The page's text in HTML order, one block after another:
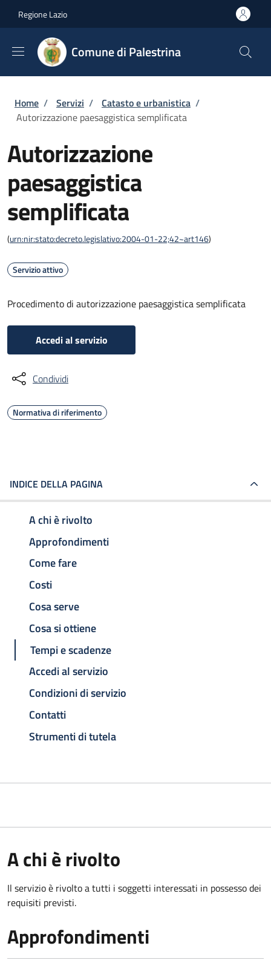
Regione Lazio
Comune di Palestrina
Briciole di pane
Home / Servizi / Catasto e urbanistica /
Autorizzazione paesaggistica semplificata
Autorizzazione
paesaggistica
semplificata
(urn:nir:stato:decreto.legislativo:2004-01-22;42~art146)
Servizio attivo
Procedimento di autorizzazione paesaggistica semplificata
Accedi al servizio
Condividi
Normativa di riferimento
INDICE DELLA PAGINA
A chi è rivolto
Approfondimenti
Come fare
Costi
Cosa serve
Cosa si ottiene
Tempi e scadenze
Accedi al servizio
Condizioni di servizio
Contatti
Strumenti di tutela
A chi è rivolto
Il servizio è rivolto a tutti i soggetti interessati in possesso dei
requisiti previsti.
Approfondimenti